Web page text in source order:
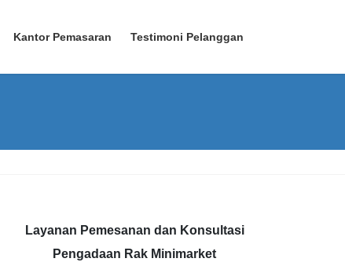
Kantor Pemasaran Testimoni Pelanggan
Layanan Pemesanan dan Konsultasi
Pengadaan Rak Minimarket